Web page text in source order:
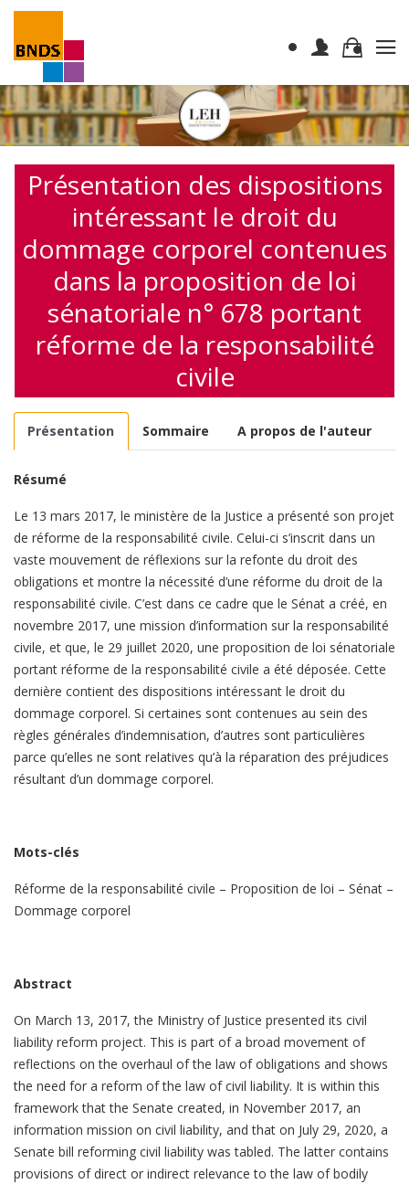
Présentation des dispositions
intéressant le droit du
dommage corporel contenues
dans la proposition de loi
sénatoriale n° 678 portant
réforme de la responsabilité
civile
Présentation Sommaire A propos de l'auteur
Résumé
Le 13 mars 2017, le ministère de la Justice a présenté son projet
de réforme de la responsabilité civile. Celui-ci s’inscrit dans un
vaste mouvement de réflexions sur la refonte du droit des
obligations et montre la nécessité d’une réforme du droit de la
responsabilité civile. C’est dans ce cadre que le Sénat a créé, en
novembre 2017, une mission d’information sur la responsabilité
civile, et que, le 29 juillet 2020, une proposition de loi sénatoriale
portant réforme de la responsabilité civile a été déposée. Cette
dernière contient des dispositions intéressant le droit du
dommage corporel. Si certaines sont contenues au sein des
règles générales d’indemnisation, d’autres sont particulières
parce qu’elles ne sont relatives qu’à la réparation des préjudices
résultant d’un dommage corporel.
Mots-clés
Réforme de la responsabilité civile – Proposition de loi – Sénat –
Dommage corporel
Abstract
On March 13, 2017, the Ministry of Justice presented its civil
liability reform project. This is part of a broad movement of
reflections on the overhaul of the law of obligations and shows
the need for a reform of the law of civil liability. It is within this
framework that the Senate created, in November 2017, an
information mission on civil liability, and that on July 29, 2020, a
Senate bill reforming civil liability was tabled. The latter contains
provisions of direct or indirect relevance to the law of bodily